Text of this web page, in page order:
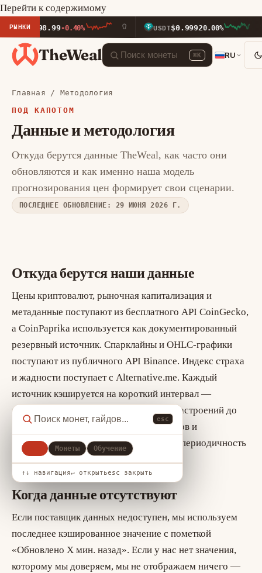
Перейти к содержимому
РЫНКИ
$1,898.99-0.40% USDT$0.99920.00%
TheWeal ⌘K RU
esc
Монеты Обучение
↑↓ навигация↵ открытьesc закрыть
Главная / Методология
ПОД КАПОТОМ
Данные и методология
Откуда берутся данные TheWeal, как часто они
обновляются и как именно наша модель
прогнозирования цен формирует свои сценарии.
ПОСЛЕДНЕЕ ОБНОВЛЕНИЕ: 29 ИЮНЯ 2026 Г.
Откуда берутся наши данные
Цены криптовалют, рыночная капитализация и
метаданные поступают из бесплатного API CoinGecko,
а CoinPaprika используется как документированный
резервный источник. Спарклайны и OHLC-графики
поступают из публичного API Binance. Индекс страха
и жадности поступает с Alternative.me. Каждый
источник кэшируется на короткий интервал —
примерно от минуты для котировок и настроений до
более длительного времени для графиков и
метаданных — и мы честно указываем периодичность
обновления на каждой странице.
Когда данные отсутствуют
Если поставщик данных недоступен, мы используем
последнее кэшированное значение с пометкой
«Обновлено X мин. назад». Если у нас нет значения,
которому мы доверяем, мы не отображаем ничего —